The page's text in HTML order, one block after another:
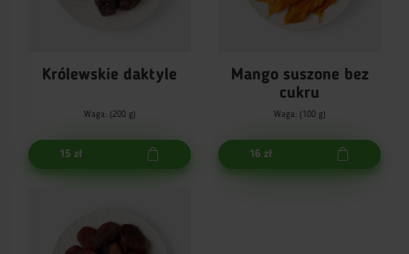
Królewskie daktyle
Waga: (200 g)
15 zł
Mango suszone bez
cukru
Waga: (100 g)
16 zł